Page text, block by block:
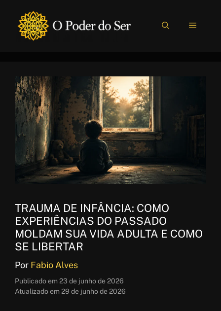
MENU
TRAUMA DE INFÂNCIA: COMO
EXPERIÊNCIAS DO PASSADO
MOLDAM SUA VIDA ADULTA E COMO
SE LIBERTAR
Por Fabio Alves
Publicado em 23 de junho de 2026
Atualizado em 29 de junho de 2026